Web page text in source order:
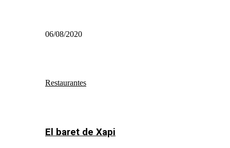
06/08/2020
Restaurantes
El baret de Xapi